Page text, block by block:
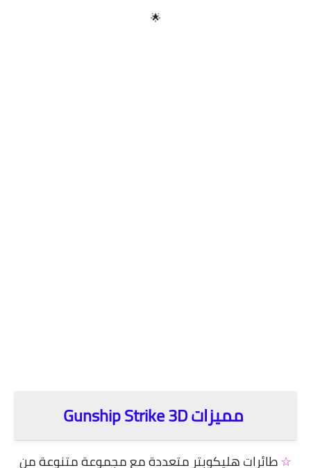
🌟
مميزات Gunship Strike 3D
☆طائرات هليكوبتر متعددة مع مجموعة متنوعة من